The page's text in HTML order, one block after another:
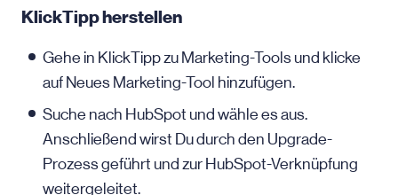
KlickTipp herstellen
Gehe in KlickTipp zu Marketing-Tools und klicke
auf Neues Marketing-Tool hinzufügen.
Suche nach HubSpot und wähle es aus.
Anschließend wirst Du durch den Upgrade-
Prozess geführt und zur HubSpot-Verknüpfung
weitergeleitet.